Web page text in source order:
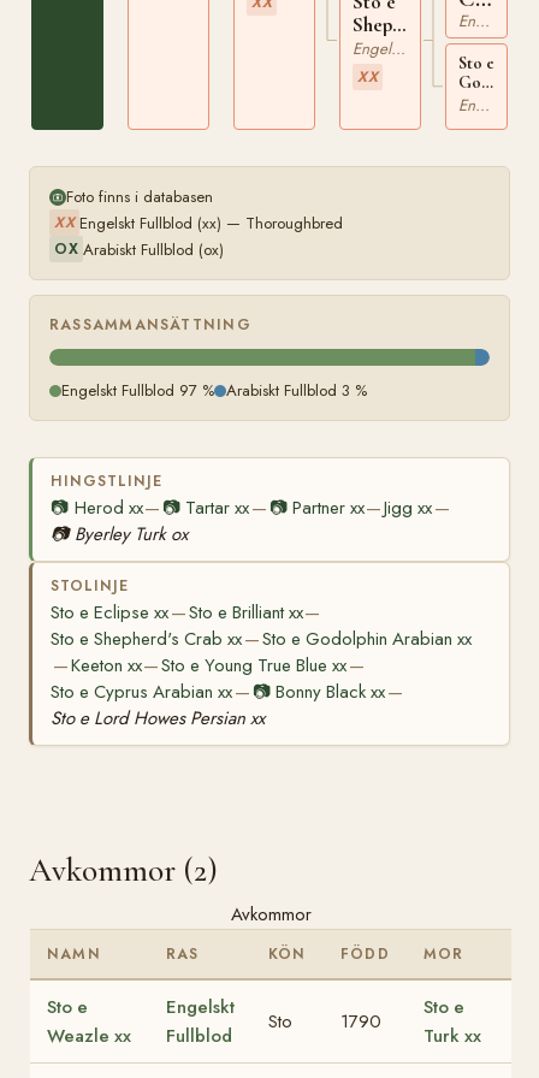
Shepherd's
Crab
xx
Engelskt Fullblod
XX
xxEngelskt Fullblod
Sto e
Godolphin
Arabian
Engelskt Fullblod
Foto finns i databasen
XX Engelskt Fullblod (xx) — Thoroughbred
OX Arabiskt Fullblod (ox)
RASSAMMANSÄTTNING
Engelskt Fullblod 97 % Arabiskt Fullblod 3 %
HINGSTLINJE
📷 Herod xx— 📷 Tartar xx— 📷 Partner xx—Jigg xx—
📷 Byerley Turk ox
STOLINJE
Sto e Eclipse xx—Sto e Brilliant xx—
Sto e Shepherd's Crab xx—Sto e Godolphin Arabian xx
—Keeton xx—Sto e Young True Blue xx—
Sto e Cyprus Arabian xx— 📷Bonny Black xx—
Sto e Lord Howes Persian xx
Avkommor (2)
Avkommor
NAMN RAS KÖN FÖDD MOR
Sto e
Weazle xx
Engelskt
Fullblod
Sto 1790
Sto e
Turk xx